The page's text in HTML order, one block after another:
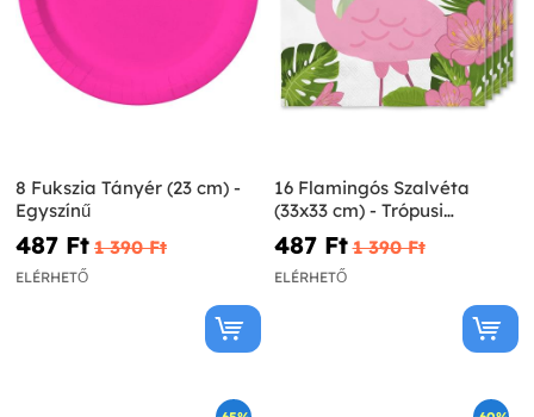
8 Fukszia Tányér (23 cm) -
Egyszínű
487 Ft‎ 1 390 Ft‎
ELÉRHETŐ
16 Flamingós Szalvéta
(33x33 cm) - Trópusi
Flamingók
487 Ft‎ 1 390 Ft‎
ELÉRHETŐ